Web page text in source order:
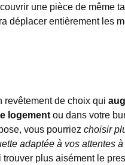
une pièce de même
déplacer entièrement les
revêtement de choix qui
logement ou dans votre
vous pourriez choisir
adaptée à vos attentes à
trouver plus aisément le